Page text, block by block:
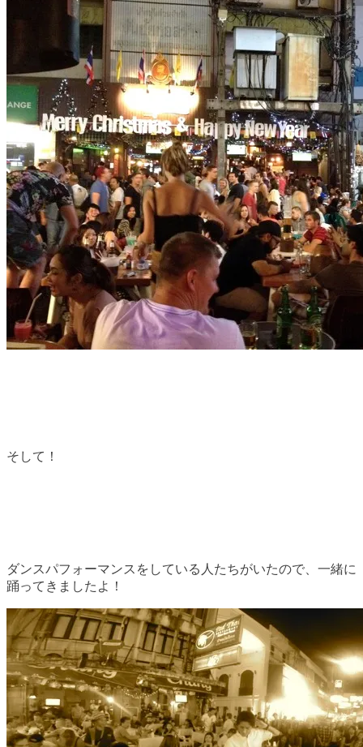
そして！
ダンスパフォーマンスをしている人たちがいたので、一緒に
踊ってきましたよ！